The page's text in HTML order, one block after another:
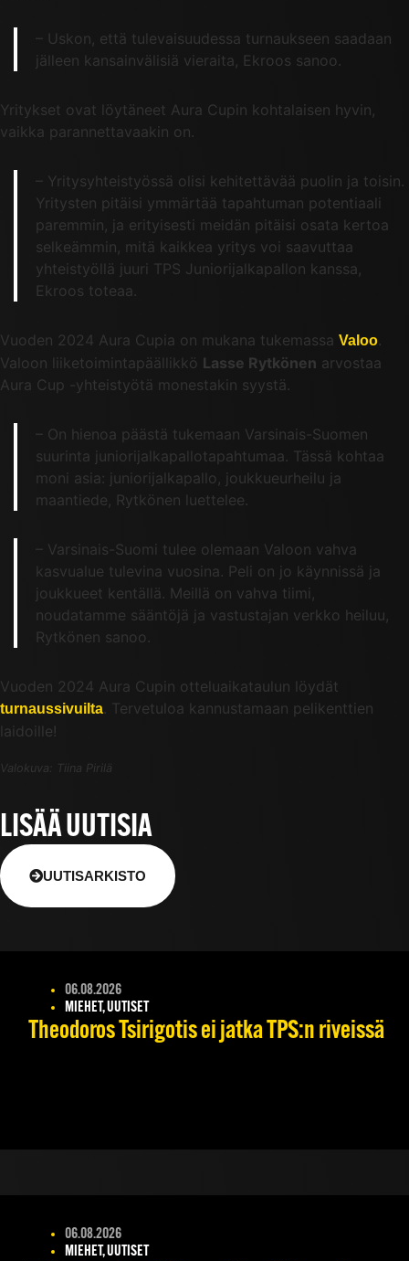
– Uskon, että tulevaisuudessa turnaukseen saadaan
jälleen kansainvälisiä vieraita, Ekroos sanoo.
Yritykset ovat löytäneet Aura Cupin kohtalaisen hyvin,
vaikka parannettavaakin on.
– Yritysyhteistyössä olisi kehitettävää puolin ja toisin.
Yritysten pitäisi ymmärtää tapahtuman potentiaali
paremmin, ja erityisesti meidän pitäisi osata kertoa
selkeämmin, mitä kaikkea yritys voi saavuttaa
yhteistyöllä juuri TPS Juniorijalkapallon kanssa,
Ekroos toteaa.
Vuoden 2024 Aura Cupia on mukana tukemassa Valoo.
Valoon liiketoimintapäällikkö Lasse Rytkönen arvostaa
Aura Cup -yhteistyötä monestakin syystä.
– On hienoa päästä tukemaan Varsinais-Suomen
suurinta juniorijalkapallotapahtumaa. Tässä kohtaa
moni asia: juniorijalkapallo, joukkueurheilu ja
maantiede, Rytkönen luettelee.
– Varsinais-Suomi tulee olemaan Valoon vahva
kasvualue tulevina vuosina. Peli on jo käynnissä ja
joukkueet kentällä. Meillä on vahva tiimi,
noudatamme sääntöjä ja vastustajan verkko heiluu,
Rytkönen sanoo.
Vuoden 2024 Aura Cupin otteluaikataulun löydät
turnaussivuilta. Tervetuloa kannustamaan pelikenttien
laidoille!
Valokuva: Tiina Pirilä
LISÄÄ UUTISIA
UUTISARKISTO
06.08.2026
MIEHET, UUTISET
Theodoros Tsirigotis ei jatka TPS:n riveissä
06.08.2026
MIEHET, UUTISET